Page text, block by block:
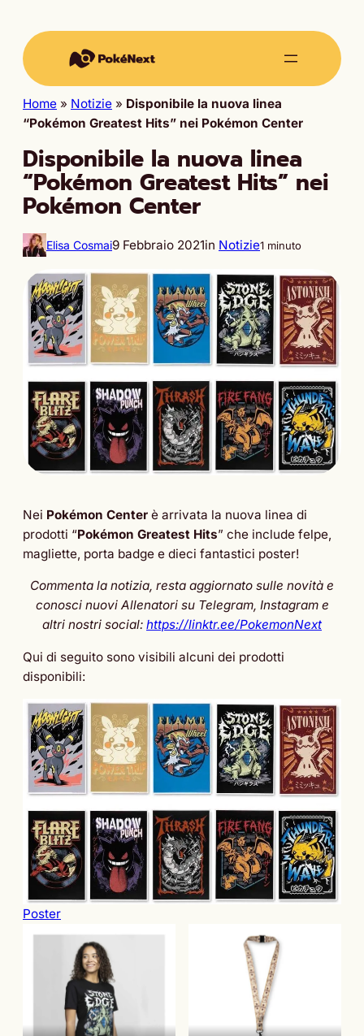
Home » Notizie » Disponibile la nuova linea
“Pokémon Greatest Hits” nei Pokémon Center
Disponibile la nuova linea
“Pokémon Greatest Hits” nei
Pokémon Center
Elisa Cosmai9 Febbraio 2021in Notizie1 minuto
Nei Pokémon Center è arrivata la nuova linea di
prodotti “Pokémon Greatest Hits” che include felpe,
magliette, porta badge e dieci fantastici poster!
Commenta la notizia, resta aggiornato sulle novità e
conosci nuovi Allenatori su Telegram, Instagram e
altri nostri social: https://linktr.ee/PokemonNext
Qui di seguito sono visibili alcuni dei prodotti
disponibili:
Poster